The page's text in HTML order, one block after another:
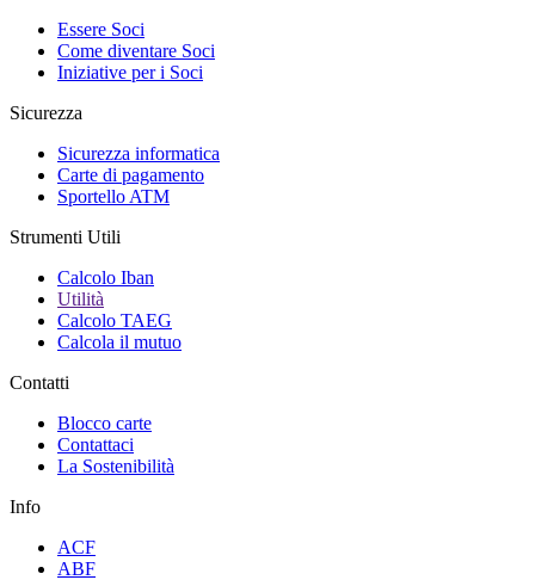
Essere Soci
Come diventare Soci
Iniziative per i Soci
Sicurezza
Sicurezza informatica
Carte di pagamento
Sportello ATM
Strumenti Utili
Calcolo Iban
Utilità
Calcolo TAEG
Calcola il mutuo
Contatti
Blocco carte
Contattaci
La Sostenibilità
Info
ACF
ABF